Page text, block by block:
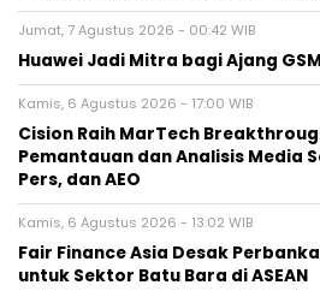
Jumat, 7 Agustus 2026 - 00:42 WIB
Huawei Jadi Mitra bagi Ajang
Kamis, 6 Agustus 2026 - 17:00 WIB
Cision Raih MarTech
Pemantauan dan Analisis Media
Pers, dan AEO
Kamis, 6 Agustus 2026 - 13:02 WIB
Fair Finance Asia Desak
untuk Sektor Batu Bara di ASEAN